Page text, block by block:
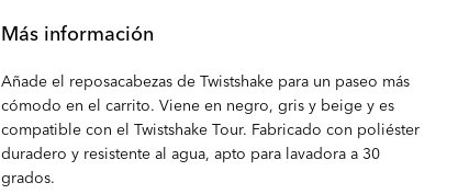
Más información
Añade el reposacabezas de Twistshake para un paseo más
cómodo en el carrito. Viene en negro, gris y beige y es
compatible con el Twistshake Tour. Fabricado con poliéster
duradero y resistente al agua, apto para lavadora a 30
grados.